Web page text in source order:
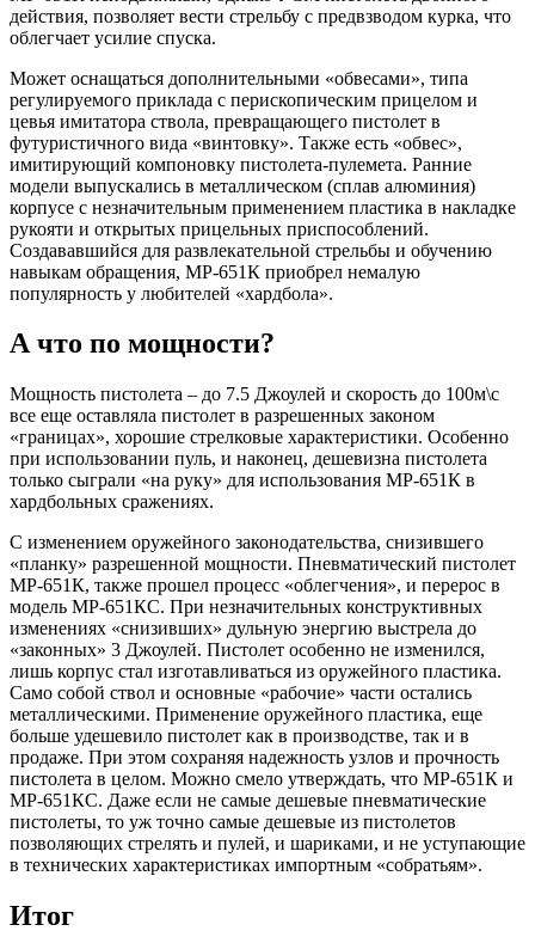
действия, позволяет вести стрельбу с предвзводом курка, что
облегчает усилие спуска.
Может оснащаться дополнительными «обвесами», типа
регулируемого приклада с перископическим прицелом и
цевья имитатора ствола, превращающего пистолет в
футуристичного вида «винтовку». Также есть «обвес»,
имитирующий компоновку пистолета-пулемета. Ранние
модели выпускались в металлическом (сплав алюминия)
корпусе с незначительным применением пластика в накладке
рукояти и открытых прицельных приспособлений.
Создававшийся для развлекательной стрельбы и обучению
навыкам обращения, МР-651К приобрел немалую
популярность у любителей «хардбола».
А что по мощности?
Мощность пистолета – до 7.5 Джоулей и скорость до 100м\с
все еще оставляла пистолет в разрешенных законом
«границах», хорошие стрелковые характеристики. Особенно
при использовании пуль, и наконец, дешевизна пистолета
только сыграли «на руку» для использования МР-651К в
хардбольных сражениях.
С изменением оружейного законодательства, снизившего
«планку» разрешенной мощности. Пневматический пистолет
МР-651К, также прошел процесс «облегчения», и перерос в
модель МР-651КС. При незначительных конструктивных
изменениях «снизивших» дульную энергию выстрела до
«законных» 3 Джоулей. Пистолет особенно не изменился,
лишь корпус стал изготавливаться из оружейного пластика.
Само собой ствол и основные «рабочие» части остались
металлическими. Применение оружейного пластика, еще
больше удешевило пистолет как в производстве, так и в
продаже. При этом сохраняя надежность узлов и прочность
пистолета в целом. Можно смело утверждать, что МР-651К и
МР-651КС. Даже если не самые дешевые пневматические
пистолеты, то уж точно самые дешевые из пистолетов
позволяющих стрелять и пулей, и шариками, и не уступающие
в технических характеристиках импортным «собратьям».
Итог